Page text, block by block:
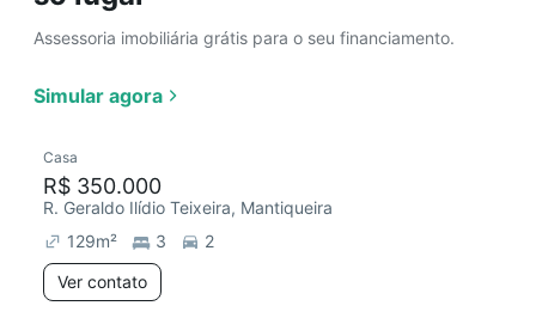
Assessoria imobiliária grátis para o seu financiamento.
Simular agora
Casa
R$ 350.000
R. Geraldo Ilídio Teixeira, Mantiqueira
129m² 3
2
Ver contato